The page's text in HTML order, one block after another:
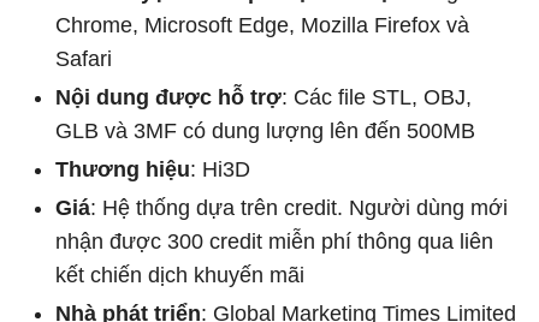
Chrome, Microsoft Edge, Mozilla Firefox và
Safari
Nội dung được hỗ trợ: Các file STL, OBJ,
GLB và 3MF có dung lượng lên đến 500MB
Thương hiệu: Hi3D
Giá: Hệ thống dựa trên credit. Người dùng mới
nhận được 300 credit miễn phí thông qua liên
kết chiến dịch khuyến mãi
Nhà phát triển: Global Marketing Times Limited